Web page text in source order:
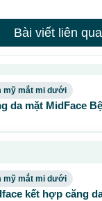
Bài viết liên
mỹ mắt mi dưới
da mặt MidFace
mỹ mắt mi dưới
kết hợp căng